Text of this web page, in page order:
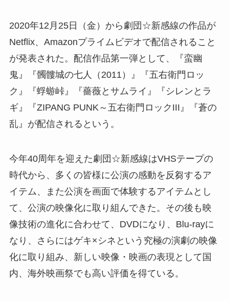
2020年12月25日（金）から劇団☆新感線の作品が
Netflix、Amazonプライムビデオで配信されること
が発表された。配信作品第一弾として、『蛮幽
鬼』『髑髏城の七人（2011）』『五右衛門ロッ
ク』『蜉蝣峠』『薔薇とサムライ』『シレンとラ
ギ』『ZIPANG PUNK～五右衛門ロックIII』『蒼の
乱』が配信されるという。
今年40周年を迎えた劇団☆新感線はVHSテープの
時代から、多くの皆様に公演の感動を反芻するア
イテム、また公演を画面で体験するアイテムとし
て、公演の映像化に取り組んできた。その後も映
像技術の進化に合わせて、DVDになり、Blu-rayに
なり、さらにはゲキ×シネという究極の演劇の映像
化に取り組み、新しい映像・映画の表現として国
内、海外映画祭でも高い評価を得ている。